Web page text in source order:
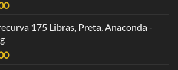
175 Libras, Preta, Anaconda -